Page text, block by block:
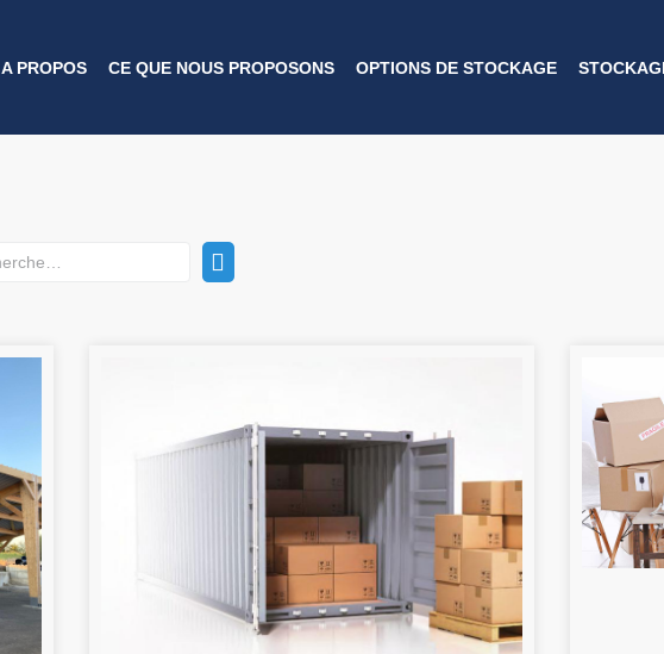
A PROPOS CE QUE NOUS PROPOSONS OPTIONS DE STOCKAGE